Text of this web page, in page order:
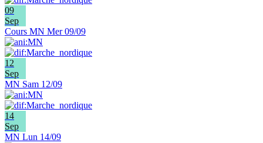
09
Sep
Cours MN Mer 09/09
12
Sep
MN Sam 12/09
14
Sep
MN Lun 14/09